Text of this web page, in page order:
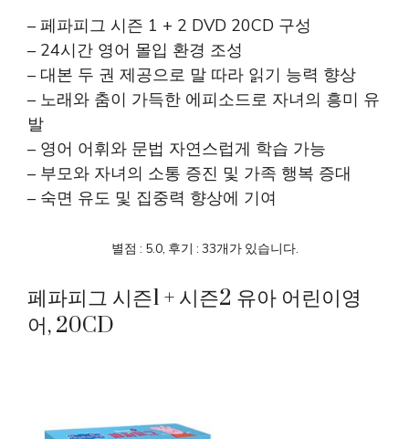
– 페파피그 시즌 1 + 2 DVD 20CD 구성
– 24시간 영어 몰입 환경 조성
– 대본 두 권 제공으로 말 따라 읽기 능력 향상
– 노래와 춤이 가득한 에피소드로 자녀의 흥미 유
발
– 영어 어휘와 문법 자연스럽게 학습 가능
– 부모와 자녀의 소통 증진 및 가족 행복 증대
– 숙면 유도 및 집중력 향상에 기여
별점 : 5.0, 후기 : 33개가 있습니다.
페파피그 시즌1 + 시즌2 유아 어린이영
어, 20CD